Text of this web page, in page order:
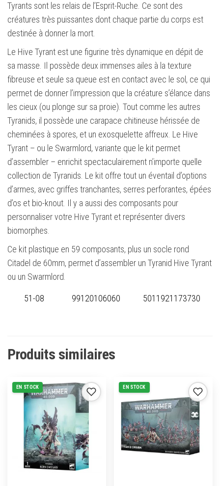
Tyrants sont les relais de l’Esprit-Ruche. Ce sont des
créatures très puissantes dont chaque partie du corps est
destinée à donner la mort.
Le Hive Tyrant est une figurine très dynamique en dépit de
sa masse. Il possède deux immenses ailes à la texture
fibreuse et seule sa queue est en contact avec le sol, ce qui
permet de donner l’impression que la créature s’élance dans
les cieux (ou plonge sur sa proie). Tout comme les autres
Tyranids, il possède une carapace chitineuse hérissée de
cheminées à spores, et un exosquelette affreux. Le Hive
Tyrant – ou le Swarmlord, variante que le kit permet
d’assembler – enrichit spectaculairement n’importe quelle
collection de Tyranids. Le kit offre tout un éventail d’options
d’armes, avec griffes tranchantes, serres perforantes, épées
d’os et bio-knout. Il y a aussi des composants pour
personnaliser votre Hive Tyrant et représenter divers
biomorphes.
Ce kit plastique en 59 composants, plus un socle rond
Citadel de 60mm, permet d’assembler un Tyranid Hive Tyrant
ou un Swarmlord.
51-08 99120106060 5011921173730
Produits similaires
EN STOCK EN STOCK